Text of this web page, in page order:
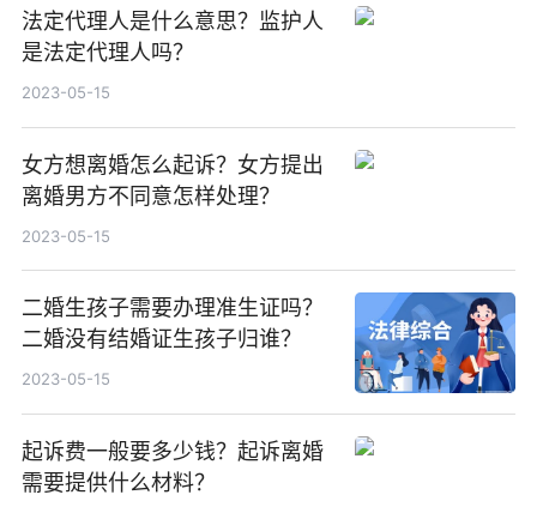
法定代理人是什么意思？监护人
是法定代理人吗？
2023-05-15
女方想离婚怎么起诉？女方提出
离婚男方不同意怎样处理？
2023-05-15
二婚生孩子需要办理准生证吗？
二婚没有结婚证生孩子归谁？
2023-05-15
起诉费一般要多少钱？起诉离婚
需要提供什么材料？